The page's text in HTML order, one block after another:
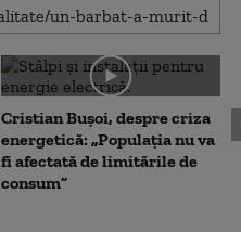
Cristian Bușoi, despre criza
energetică: „Populația nu va
fi afectată de limitările de
consum”